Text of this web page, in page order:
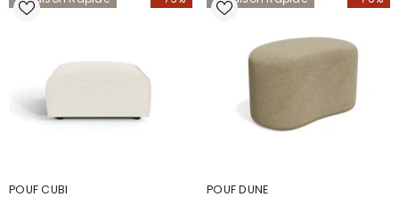
POUF CUBI POUF DUNE